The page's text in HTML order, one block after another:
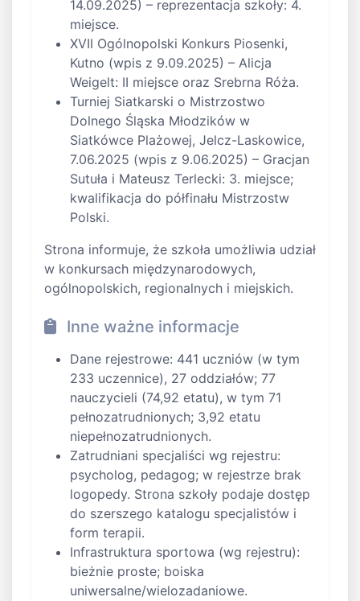
14.09.2025) – reprezentacja szkoły: 4.
miejsce.
XVII Ogólnopolski Konkurs Piosenki,
Kutno (wpis z 9.09.2025) – Alicja
Weigelt: II miejsce oraz Srebrna Róża.
Turniej Siatkarski o Mistrzostwo
Dolnego Śląska Młodzików w
Siatkówce Plażowej, Jelcz-Laskowice,
7.06.2025 (wpis z 9.06.2025) – Gracjan
Sutuła i Mateusz Terlecki: 3. miejsce;
kwalifikacja do półfinału Mistrzostw
Polski.
Strona informuje, że szkoła umożliwia udział
w konkursach międzynarodowych,
ogólnopolskich, regionalnych i miejskich.
Inne ważne informacje
Dane rejestrowe: 441 uczniów (w tym
233 uczennice), 27 oddziałów; 77
nauczycieli (74,92 etatu), w tym 71
pełnozatrudnionych; 3,92 etatu
niepełnozatrudnionych.
Zatrudniani specjaliści wg rejestru:
psycholog, pedagog; w rejestrze brak
logopedy. Strona szkoły podaje dostęp
do szerszego katalogu specjalistów i
form terapii.
Infrastruktura sportowa (wg rejestru):
bieżnie proste; boiska
uniwersalne/wielozadaniowe.